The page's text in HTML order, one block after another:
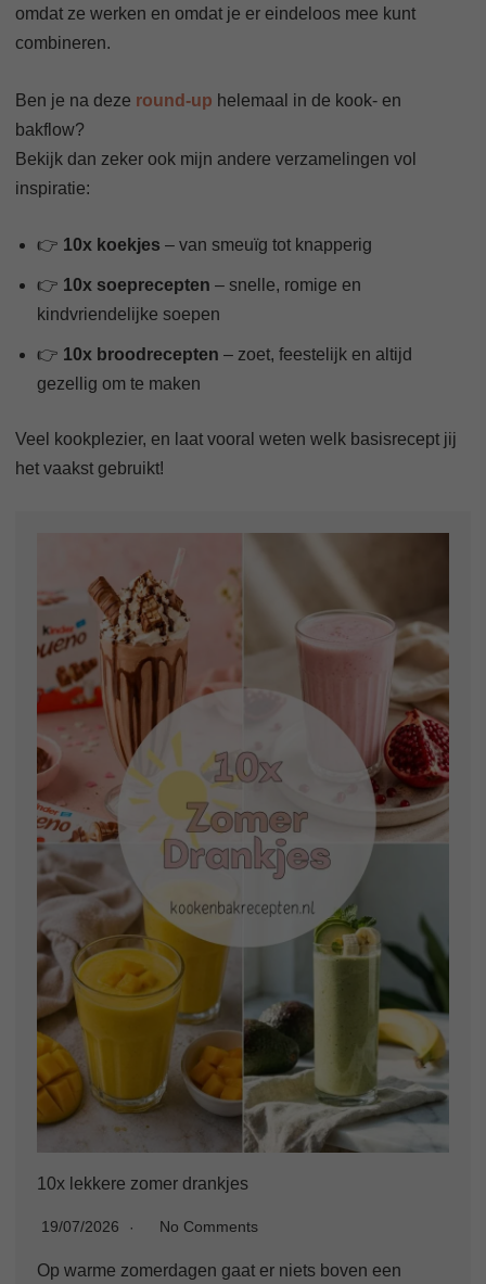
omdat ze werken en omdat je er eindeloos mee kunt
combineren.
Ben je na deze round-up helemaal in de kook- en
bakflow?
Bekijk dan zeker ook mijn andere verzamelingen vol
inspiratie:
👉 10x koekjes – van smeuïg tot knapperig
👉 10x soeprecepten – snelle, romige en
kindvriendelijke soepen
👉 10x broodrecepten – zoet, feestelijk en altijd
gezellig om te maken
Veel kookplezier, en laat vooral weten welk basisrecept jij
het vaakst gebruikt!
10x lekkere zomer drankjes
19/07/2026 No Comments
Op warme zomerdagen gaat er niets boven een